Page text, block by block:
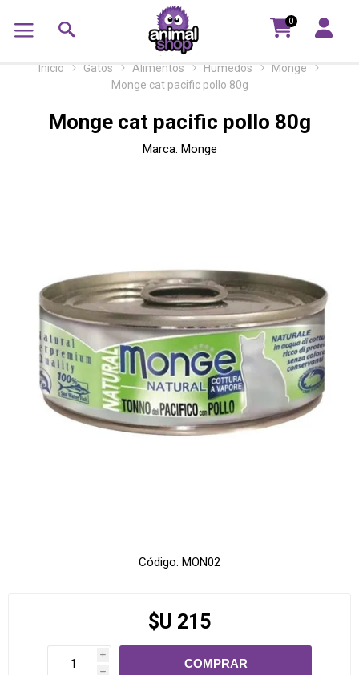
0
Inicio Gatos Alimentos Húmedos
Monge
Monge cat pacific pollo 80g
Monge cat pacific pollo 80g
Marca: Monge
Código: MON02
$U 215
i
h